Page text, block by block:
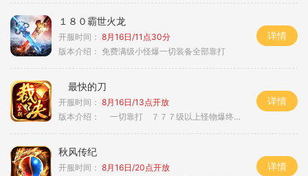
１８０霸世火龙
开服时间： 8月16日/11点30分
版本介绍： 免费满级小怪爆一切装备全部靠打
详情
最快的刀
开服时间： 8月16日/13点开放
版本介绍：
一切靠打 ７７７级以上怪物爆终极
详情
秋风传纪
开服时间： 8月16日/20点开放
详情